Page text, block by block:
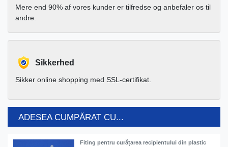
Mere end 90% af vores kunder er tilfredse og anbefaler os til
andre.
Sikkerhed
Sikker online shopping med SSL-certifikat.
ADESEA CUMPĂRAT CU...
Fiting pentru curățarea recipientului din plastic